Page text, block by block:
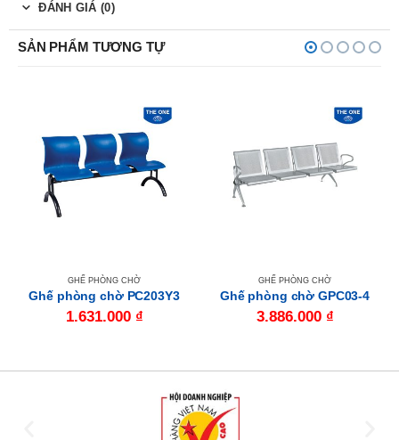
ĐÁNH GIÁ (0)
SẢN PHẨM TƯƠNG TỰ
GHẾ PHÒNG CHỜ
Ghế phòng chờ PC203Y3
1.631.000 ₫
GHẾ PHÒNG CHỜ
Ghế phòng chờ GPC03-4
3.886.000 ₫